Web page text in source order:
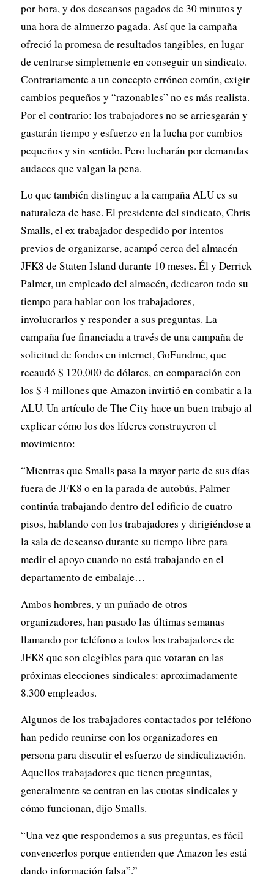
por hora, y dos descansos pagados de 30 minutos y
una hora de almuerzo pagada. Así que la campaña
ofreció la promesa de resultados tangibles, en lugar
de centrarse simplemente en conseguir un sindicato.
Contrariamente a un concepto erróneo común, exigir
cambios pequeños y “razonables” no es más realista.
Por el contrario: los trabajadores no se arriesgarán y
gastarán tiempo y esfuerzo en la lucha por cambios
pequeños y sin sentido. Pero lucharán por demandas
audaces que valgan la pena.
Lo que también distingue a la campaña ALU es su
naturaleza de base. El presidente del sindicato, Chris
Smalls, el ex trabajador despedido por intentos
previos de organizarse, acampó cerca del almacén
JFK8 de Staten Island durante 10 meses. Él y Derrick
Palmer, un empleado del almacén, dedicaron todo su
tiempo para hablar con los trabajadores,
involucrarlos y responder a sus preguntas. La
campaña fue financiada a través de una campaña de
solicitud de fondos en internet, GoFundme, que
recaudó $ 120,000 de dólares, en comparación con
los $ 4 millones que Amazon invirtió en combatir a la
ALU. Un artículo deThe City hace un buen trabajo al
explicar cómo los dos líderes construyeron el
movimiento:
“Mientras que Smalls pasa la mayor parte de sus días
fuera de JFK8 o en la parada de autobús, Palmer
continúa trabajando dentro del edificio de cuatro
pisos, hablando con los trabajadores y dirigiéndose a
la sala de descanso durante su tiempo libre para
medir el apoyo cuando no está trabajando en el
departamento de embalaje…
Ambos hombres, y un puñado de otros
organizadores, han pasado las últimas semanas
llamando por teléfono a todos los trabajadores de
JFK8 que son elegibles para que votaran en las
próximas elecciones sindicales: aproximadamente
8.300 empleados.
Algunos de los trabajadores contactados por teléfono
han pedido reunirse con los organizadores en
persona para discutir el esfuerzo de sindicalización.
Aquellos trabajadores que tienen preguntas,
generalmente se centran en las cuotas sindicales y
cómo funcionan, dijo Smalls.
“Una vez que respondemos a sus preguntas, es fácil
convencerlos porque entienden que Amazon les está
dando información falsa”.”